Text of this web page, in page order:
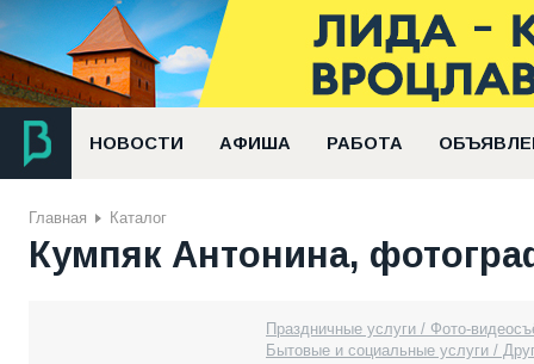
НОВОСТИ АФИША РАБОТА
Главная Каталог
Кумпяк Антонина,
Праздничные услуги / Фото-
Бытовые и социальные услуги /